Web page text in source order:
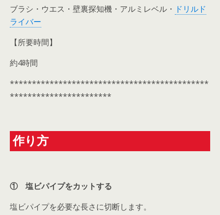
ブラシ・ウエス・壁裏探知機・アルミレベル・ ドリルド
ライバー
【所要時間】
約4時間
*********************************************
***********************
作り方
① 塩ビパイプをカットする
塩ビパイプを必要な長さに切断します。